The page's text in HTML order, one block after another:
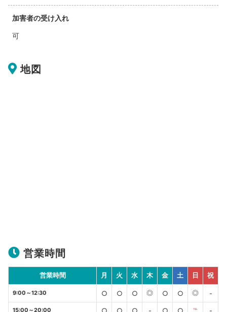
加害者の受け入れ
可
地図
営業時間
営業時間 月 火 水 木 金 土 日 祝
9:00～12:30 ○ ○ ○ ◎ ○ ○ ◎ -
15:00～20:00 ○ ○ ○ - ○ ○ ℡ -